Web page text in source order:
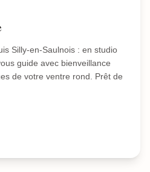
Silly-en-Saulnois : en studio
guide avec bienveillance
de votre ventre rond. Prêt de